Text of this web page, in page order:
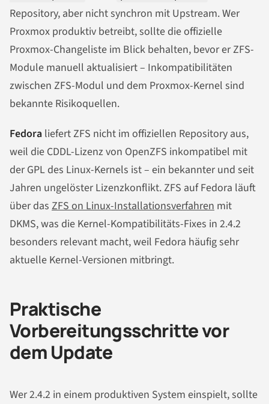
Repository, aber nicht synchron mit Upstream. Wer
Proxmox produktiv betreibt, sollte die offizielle
Proxmox-Changeliste im Blick behalten, bevor er ZFS-
Module manuell aktualisiert – Inkompatibilitäten
zwischen ZFS-Modul und dem Proxmox-Kernel sind
bekannte Risikoquellen.
Fedora liefert ZFS nicht im offiziellen Repository aus,
weil die CDDL-Lizenz von OpenZFS inkompatibel mit
der GPL des Linux-Kernels ist – ein bekannter und seit
Jahren ungelöster Lizenzkonflikt. ZFS auf Fedora läuft
über das ZFS on Linux-Installationsverfahren mit
DKMS, was die Kernel-Kompatibilitäts-Fixes in 2.4.2
besonders relevant macht, weil Fedora häufig sehr
aktuelle Kernel-Versionen mitbringt.
Praktische
Vorbereitungsschritte vor
dem Update
Wer 2.4.2 in einem produktiven System einspielt, sollte